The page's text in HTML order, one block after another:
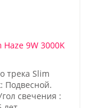
9W 3000K
трека Slim
Подвесной.
свечения :